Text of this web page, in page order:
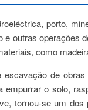
porto,
outras operações
como
de
empurrar o solo,
tornou-se um dos